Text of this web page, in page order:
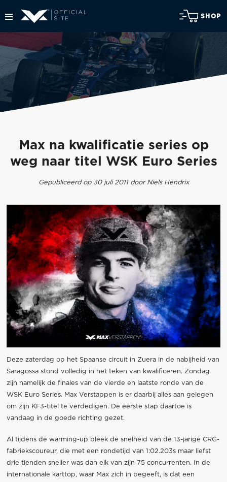
SHOP
Max na kwalificatie series op
weg naar titel WSK Euro Series
Gepubliceerd op 30 juli 2011 door Niels Hendrix
Deze zaterdag op het Spaanse circuit in Zuera in de nabijheid van
Saragossa stond volledig in het teken van kwalificeren. Zondag
zijn namelijk de finales van de vierde en laatste ronde van de
WSK Euro Series. Max Verstappen is er daarbij alles aan gelegen
om zijn KF3-titel te verdedigen. De eerste stap daartoe is
vandaag in de goede richting gezet.
Al tijdens de warming-up bleek de snelheid van de 13-jarige CRG-
fabriekscoureur, die met een rondetijd van 1:02.203s maar liefst
drie tienden sneller was dan elk van zijn 75 concurrenten. In de
internationale karttop, waar Max zich in begeeft, is dat een